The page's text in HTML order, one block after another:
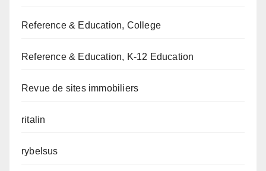
Reference & Education, College
Reference & Education, K-12 Education
Revue de sites immobiliers
ritalin
rybelsus